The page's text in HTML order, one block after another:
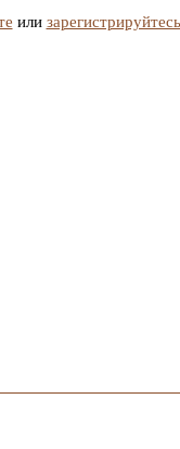
или зарегистрируйтесь